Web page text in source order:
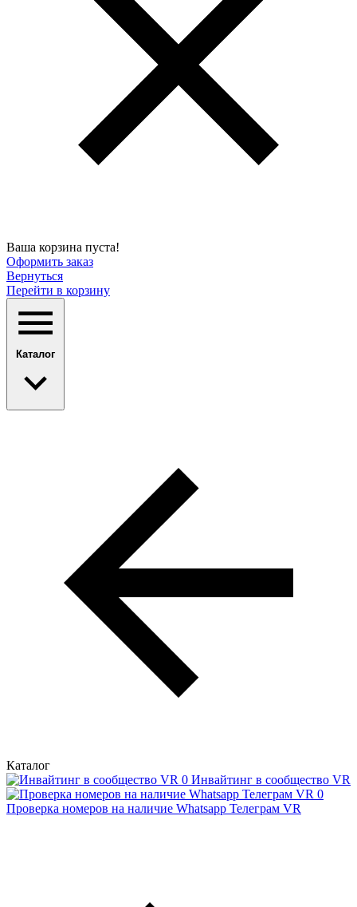
Ваша корзина пуста!
Оформить заказ
Вернуться
Перейти в корзину
Каталог
Каталог
Инвайтинг в сообщество VR
Проверка номеров на наличие Whatsapp Телеграм VR